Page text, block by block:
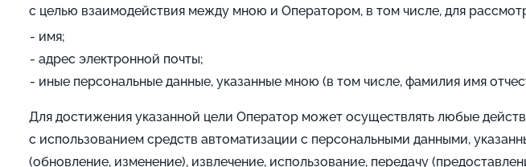
с целью взаимодействия между мною и Оператором, в том числе, для
имя;
адрес электронной почты;
иные персональные данные, указанные мною (в том числе, фамилия имя
Для достижения указанной цели Оператор может осуществлять любые
с использованием средств автоматизации с персональными данными,
(обновление, изменение), извлечение, использование, передачу